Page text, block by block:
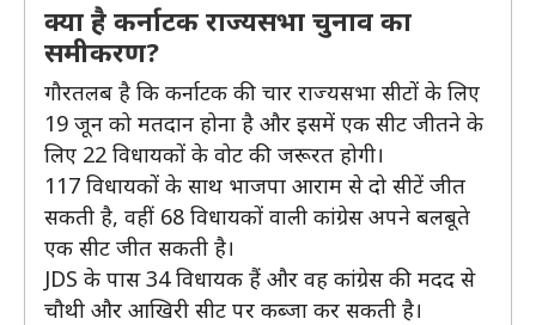
क्या है कर्नाटक राज्यसभा चुनाव का
समीकरण?
गौरतलब है कि कर्नाटक की चार राज्यसभा सीटों के लिए
19 जून को मतदान होना है और इसमें एक सीट जीतने के
लिए 22 विधायकों के वोट की जरूरत होगी।
117 विधायकों के साथ भाजपा आराम से दो सीटें जीत
सकती है, वहीं 68 विधायकों वाली कांग्रेस अपने बलबूते
एक सीट जीत सकती है।
JDS के पास 34 विधायक हैं और वह कांग्रेस की मदद से
चौथी और आखिरी सीट पर कब्जा कर सकती है।